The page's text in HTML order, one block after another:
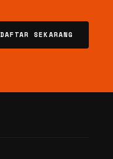
DAFTAR SEKARANG